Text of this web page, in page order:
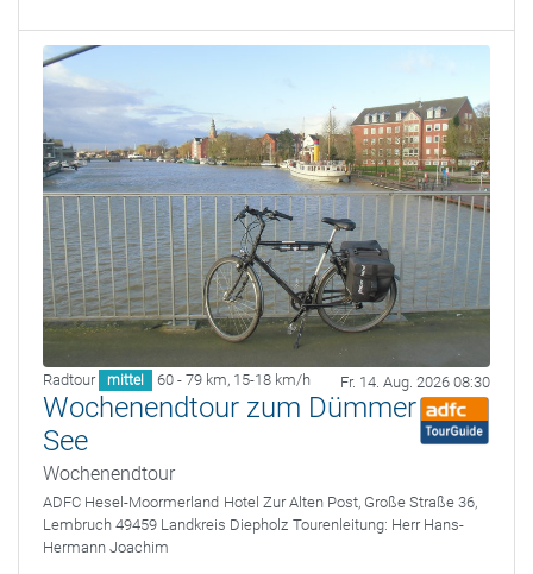
Radtour mittel 60 - 79 km, 15-18 km/h Fr. 14. Aug. 2026 08:30
Wochenendtour zum Dümmer
See
Wochenendtour
ADFC Hesel-Moormerland Hotel Zur Alten Post, Große Straße 36,
Lembruch 49459 Landkreis Diepholz Tourenleitung: Herr Hans-
Hermann Joachim